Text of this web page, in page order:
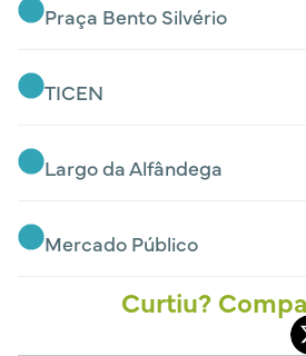
Praça Bento Silvério
TICEN
Largo da Alfândega
Mercado Público
Curtiu?